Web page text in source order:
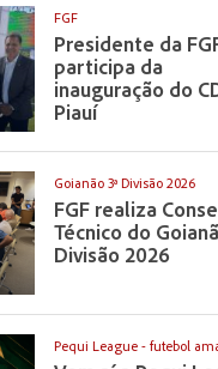
FGF
Presidente da
participa da
inauguração do
Piauí
Goianão 3ª Divisão 2026
FGF realiza
Técnico do
Divisão 2026
Pequi League - futebol